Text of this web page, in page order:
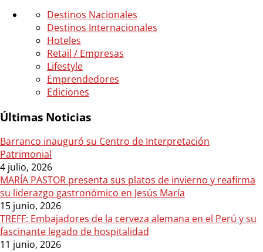
Destinos Nacionales
Destinos Internacionales
Hoteles
Retail / Empresas
Lifestyle
Emprendedores
Ediciones
Últimas Noticias
Barranco inauguró su Centro de Interpretación
Patrimonial
4 julio, 2026
MARÍA PASTOR presenta sus platos de invierno y reafirma
su liderazgo gastronómico en Jesús María
15 junio, 2026
TREFF: Embajadores de la cerveza alemana en el Perú y su
fascinante legado de hospitalidad
11 junio, 2026